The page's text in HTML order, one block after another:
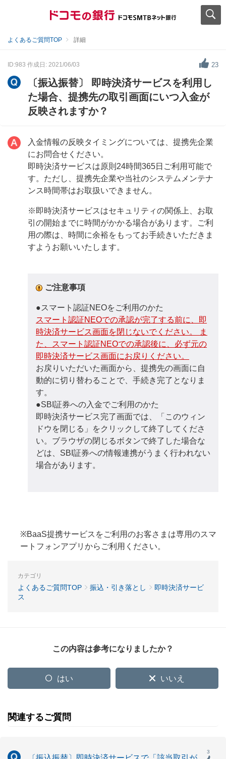
よくあるご質問TOP 詳細
ID:983 作成日: 2021/06/03 23
〔振込振替〕 即時決済サービスを利用し
た場合、提携先の取引画面にいつ入金が
反映されますか？
入金情報の反映タイミングについては、提携先企業
にお問合せください。
即時決済サービスは原則24時間365日ご利用可能で
す。ただし、提携先企業や当社のシステムメンテナ
ンス時間帯はお取扱いできません。
※即時決済サービスはセキュリティの関係上、お取
引の開始までに時間がかかる場合があります。ご利
用の際は、時間に余裕をもってお手続きいただきま
すようお願いいたします。
ご注意事項
●スマート認証NEOをご利用のかた
スマート認証NEOでの承認が完了する前に、即
時決済サービス画面を閉じないでください。 ま
た、スマート認証NEOでの承認後に、必ず元の
即時決済サービス画面にお戻りください。
お戻りいただいた画面から、提携先の画面に自
動的に切り替わることで、手続き完了となりま
す。
●SBI証券への入金でご利用のかた
即時決済サービス完了画面では、「このウィン
ドウを閉じる」をクリックして終了してくださ
い。ブラウザの閉じるボタンで終了した場合な
どは、SBI証券への情報連携がうまく行われない
場合があります。
※BaaS提携サービスをご利用のお客さまは専用のスマ
ートフォンアプリからご利用ください。
カテゴリ
よくあるご質問TOP 振込・引き落とし
即時決済サービ
ス
この内容は参考になりましたか？
はい いいえ
関連するご質問
3